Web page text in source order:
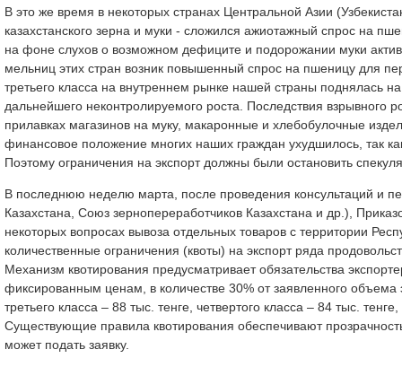
В это же время в некоторых странах Центральной Азии
казахстанского зерна и муки - сложился ажиотажный спрос на
на фоне слухов о возможном дефиците и подорожании муки
мельниц этих стран возник повышенный спрос на пшеницу для
третьего класса на внутреннем рынке нашей страны поднялась
дальнейшего неконтролируемого роста. Последствия
прилавках магазинов на муку, макаронные и хлебобулочные
финансовое положение многих наших граждан ухудшилось, так
Поэтому ограничения на экспорт должны были остановить
В последнюю неделю марта, после проведения консультаций и
Казахстана, Союз зернопереработчиков Казахстана и др.),
некоторых вопросах вывоза отдельных товаров с территории
количественные ограничения (квоты) на экспорт ряда
Механизм квотирования предусматривает обязательства
фиксированным ценам, в количестве 30% от заявленного
третьего класса – 88 тыс. тенге, четвертого класса – 84 тыс.
Существующие правила квотирования обеспечивают
может подать заявку.